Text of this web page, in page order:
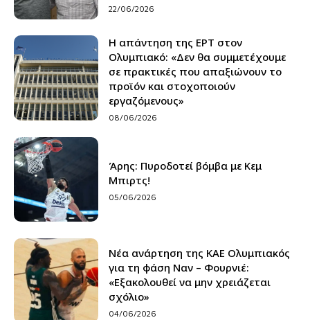
22/06/2026
Η απάντηση της ΕΡΤ στον
Ολυμπιακό: «Δεν θα συμμετέχουμε
σε πρακτικές που απαξιώνουν το
προϊόν και στοχοποιούν
εργαζόμενους»
08/06/2026
Άρης: Πυροδοτεί βόμβα με Κεμ
Μπιρτς!
05/06/2026
Νέα ανάρτηση της ΚΑΕ Ολυμπιακός
για τη φάση Ναν – Φουρνιέ:
«Εξακολουθεί να μην χρειάζεται
σχόλιο»
04/06/2026